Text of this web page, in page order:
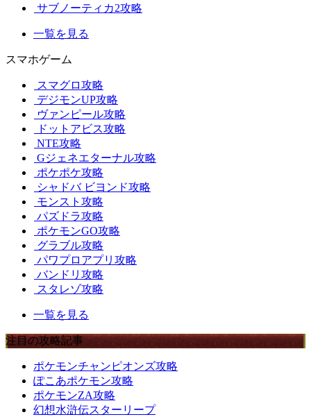
サブノーティカ2攻略
一覧を見る
スマホゲーム
スマグロ攻略
デジモンUP攻略
ヴァンピール攻略
ドットアビス攻略
NTE攻略
Gジェネエターナル攻略
ポケポケ攻略
シャドバ ビヨンド攻略
モンスト攻略
パズドラ攻略
ポケモンGO攻略
グラブル攻略
パワプロアプリ攻略
バンドリ攻略
スタレゾ攻略
一覧を見る
注目の攻略記事
ポケモンチャンピオンズ攻略
ぽこあポケモン攻略
ポケモンZA攻略
幻想水滸伝スターリープ